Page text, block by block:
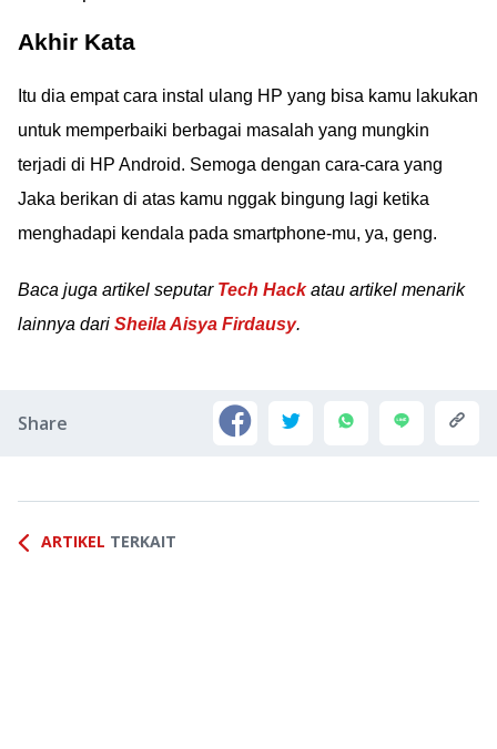
Akhir Kata
Itu dia empat cara instal ulang HP yang bisa kamu lakukan
untuk memperbaiki berbagai masalah yang mungkin
terjadi di HP Android. Semoga dengan cara-cara yang
Jaka berikan di atas kamu nggak bingung lagi ketika
menghadapi kendala pada smartphone-mu, ya, geng.
Baca juga artikel seputar Tech Hackatau artikel menarik
lainnya dari Sheila Aisya Firdausy.
Share
ARTIKEL TERKAIT